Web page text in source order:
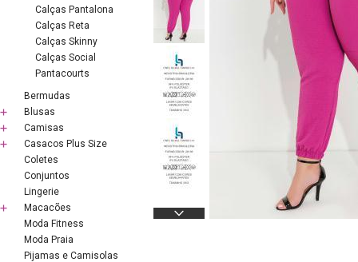
Calças Pantalona
Calças Reta
Calças Skinny
Calças Social
Pantacourts
Bermudas
Blusas
Camisas
Casacos Plus Size
Coletes
Conjuntos
Lingerie
Macacões
Moda Fitness
Moda Praia
Pijamas e Camisolas